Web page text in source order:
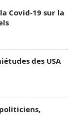
Covid-19 sur la
des USA